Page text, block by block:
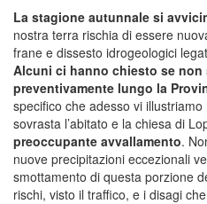
La stagione autunnale si
nostra terra rischia di essere
frane e dissesto idrogeologici
Alcuni ci hanno chiesto se non
preventivamente lungo la
specifico che adesso vi
sovrasta l’abitato e la chiesa di
preoccupante avvallamento.
nuove precipitazioni eccezionali
smottamento di questa porzione
rischi, visto il traffico, e i disagi